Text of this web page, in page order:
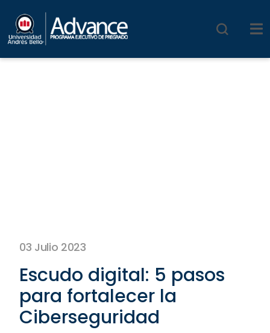
03 Julio 2023
Escudo digital: 5 pasos
para fortalecer la
Ciberseguridad